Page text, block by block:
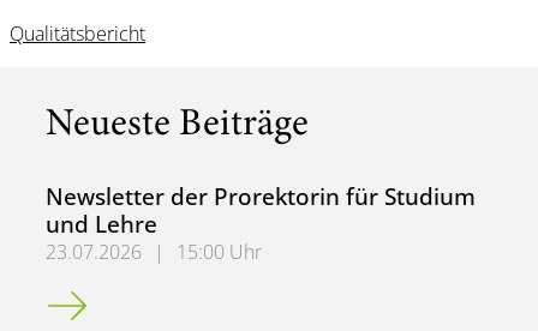
Qualitätsbericht
Neueste Beiträge
Newsletter der Prorektorin für Studium
und Lehre
23.07.2026 |
15:00 Uhr
Newsletter der Prorektorin für Studium und Lehre